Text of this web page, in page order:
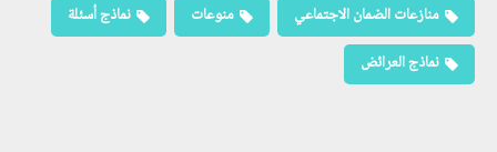
منازعات الضمان الاجتماعي
منوعات
نماذج أسئلة
نماذج العرائض